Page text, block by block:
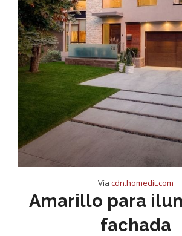
Vía cdn.homedit.com
Amarillo para
fachada